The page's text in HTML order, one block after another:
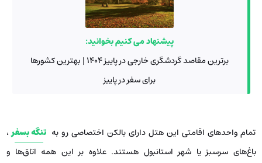
پیشنهاد می کنیم بخوانید:
برترین مقاصد گردشگری خارجی در پاییز 1404 | بهترین کشورها
برای سفر در پاییز
تمام واحدهای اقامتی این هتل دارای بالکن اختصاصی رو به تنگه بسفر ،
باغ‌های سرسبز یا شهر استانبول هستند. علاوه بر این همه اتاق‌ها و